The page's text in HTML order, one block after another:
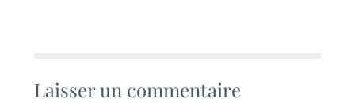
Laisser un commentaire